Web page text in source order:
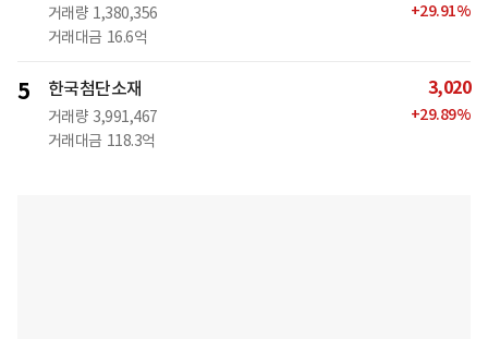
거래량 1,380,356
거래대금 16.6억
+29.91%
5 한국첨단소재
거래량 3,991,467
거래대금 118.3억
3,020
+29.89%